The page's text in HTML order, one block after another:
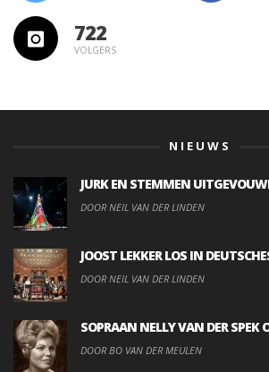
722
VOLGERS
NIEUWS
JURK EN STEMMEN
DOOR NEIL VAN DER LINDEN
JOOST LEKKER LOS IN
DOOR NEIL VAN DER LINDEN
SOPRAAN NELLY VAN DER SPEK
DOOR BO VAN DER MEULEN